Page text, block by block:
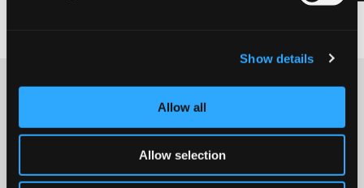
Show details
Allow all
Allow selection
Anterior
Creativeworld
2023
Siguiente
Nueva tienda
online de